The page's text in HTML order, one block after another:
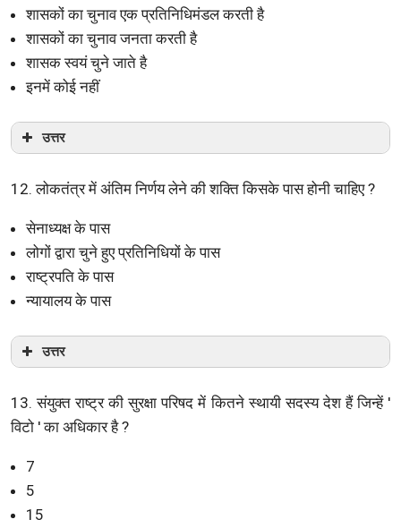
शासकों का चुनाव एक प्रतिनिधिमंडल करती है
शासकों का चुनाव जनता करती है
शासक स्वयं चुने जाते है
इनमें कोई नहीं
उत्तर
12. लोकतंत्र में अंतिम निर्णय लेने की शक्ति किसके पास होनी चाहिए ?
सेनाध्यक्ष के पास
लोगों द्वारा चुने हुए प्रतिनिधियों के पास
राष्ट्रपति के पास
न्यायालय के पास
उत्तर
13. संयुक्त राष्ट्र की सुरक्षा परिषद में कितने स्थायी सदस्य देश हैं जिन्हें '
विटो ' का अधिकार है ?
7
5
15